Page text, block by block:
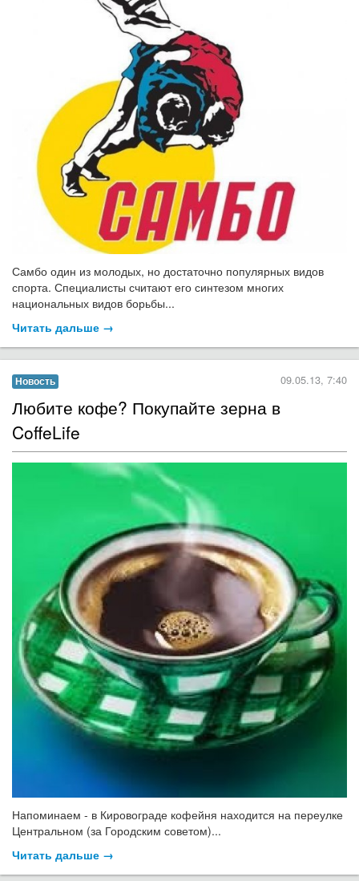
Самбо один из молодых, но достаточно популярных видов
спорта. Специалисты считают его синтезом многих
национальных видов борьбы...
Читать дальше →
Новость 09.05.13, 7:40
Любите кофе? Покупайте зерна в
CoffeLife
Напоминаем - в Кировограде кофейня находится на переулке
Центральном (за Городским советом)...
Читать дальше →